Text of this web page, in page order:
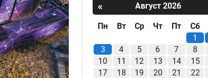
«
Август 2026
Пн Вт Ср Чт Пт
Сб
1
3
4 5 6 7
8
10
11 12 13 14
15
17
18 19 20 21
22